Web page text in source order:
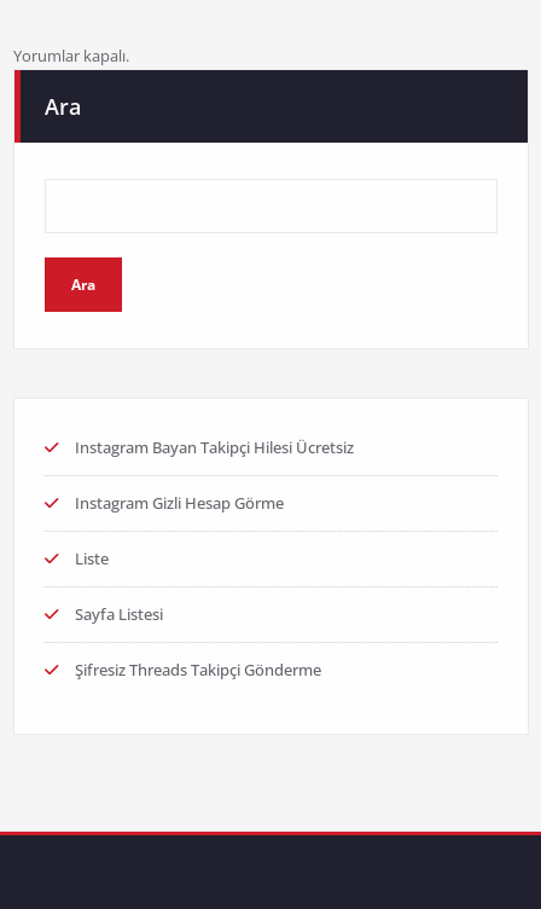
Yorumlar kapalı.
Ara
Ara
Instagram Bayan Takipçi Hilesi Ücretsiz
Instagram Gizli Hesap Görme
Liste
Sayfa Listesi
Şifresiz Threads Takipçi Gönderme